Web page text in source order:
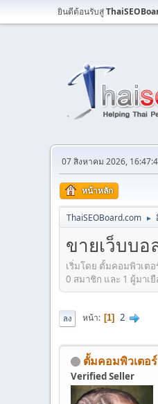
ยินดีต้อนรับสู่
07 สิงหาคม 2026,
หน้าหลัก
ThaiSEOBoard.com ►
ขายเว็บบ
เริ่มโดย ตั้มคอมพิวเต
0 สมาชิก และ 1 ผู้มาเ
ลง หน้า 1 2
ตั้มคอมพิวเตอร์
Verified Seller